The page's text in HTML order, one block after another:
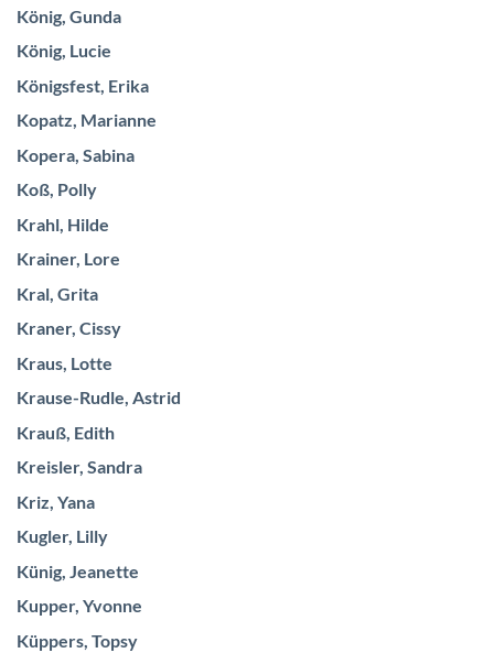
König, Gunda
König, Lucie
Königsfest, Erika
Kopatz, Marianne
Kopera, Sabina
Koß, Polly
Krahl, Hilde
Krainer, Lore
Kral, Grita
Kraner, Cissy
Kraus, Lotte
Krause-Rudle, Astrid
Krauß, Edith
Kreisler, Sandra
Kriz, Yana
Kugler, Lilly
Künig, Jeanette
Kupper, Yvonne
Küppers, Topsy